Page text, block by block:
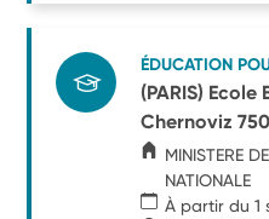
ÉDUCATION
(PARIS)
Chernoviz
MINISTERE
NATIONALE
À partir du 1